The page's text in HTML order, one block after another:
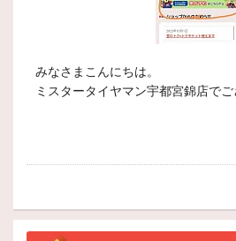
みなさまこんにちは。
ミスタータイヤマン宇都宮錦店でご